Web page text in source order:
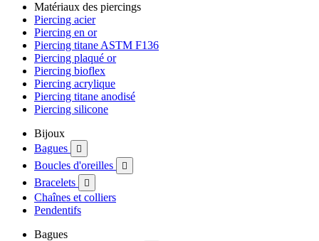
Matériaux des piercings
Piercing acier
Piercing en or
Piercing titane ASTM F136
Piercing plaqué or
Piercing bioflex
Piercing acrylique
Piercing titane anodisé
Piercing silicone
Bijoux
Bagues

Boucles d'oreilles 
Bracelets 
Chaînes et colliers
Pendentifs
Bagues